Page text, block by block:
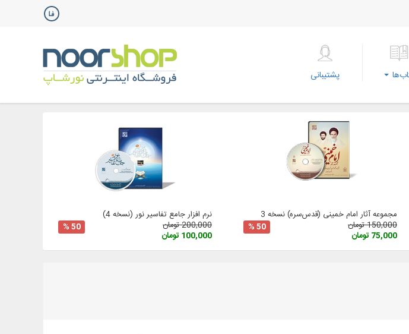
پشتیبانی
مجموعه آثار امام خمینی (‌قدس‌سره) نسخه 3
150,000 تومان
50 %
75,000 تومان
نرم افزار جامع تفاسیر نور (نسخه 4)
200,000 تومان
50 %
100,000 تومان